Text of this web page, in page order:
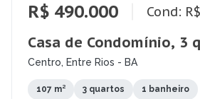
R$ 490.000 Cond:
Casa de Condomínio, 3
Centro, Entre Rios - BA
107 m² 3 quartos 1 banheiro